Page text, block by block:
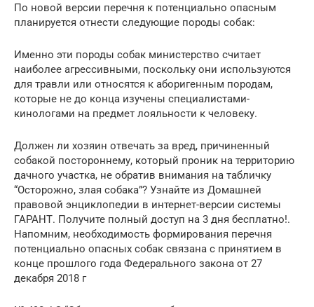
По новой версии перечня к потенциально опасным
планируется отнести следующие породы собак:
Именно эти породы собак министерство считает
наиболее агрессивными, поскольку они используются
для травли или относятся к аборигенным породам,
которые не до конца изучены специалистами-
кинологами на предмет лояльности к человеку.
Должен ли хозяин отвечать за вред, причиненный
собакой постороннему, который проник на территорию
дачного участка, не обратив внимания на табличку
“Осторожно, злая собака”? Узнайте из Домашней
правовой энциклопедии в интернет-версии системы
ГАРАНТ. Получите полный доступ на 3 дня бесплатно!.
Напомним, необходимость формирования перечня
потенциально опасных собак связана с принятием в
конце прошлого года Федерального закона от 27
декабря 2018 г